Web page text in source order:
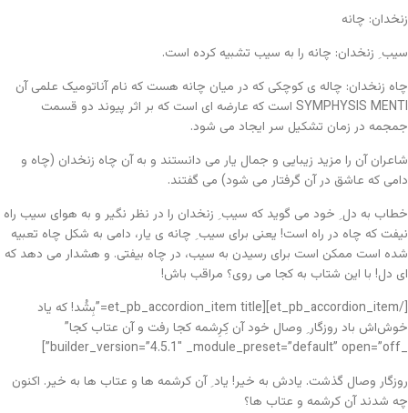
زنخدان: چانه
سیب ِ زنخدان: چانه را به سیب تشبیه کرده است.
چاه زنخدان: چاله ی کوچکی که در میان چانه هست که نام آناتومیک علمی آن
SYMPHYSIS MENTI است که عارضه ای است که بر اثر پیوند دو قسمت
جمجمه در زمان تشکیل سر ایجاد می شود.
شاعران آن را مزید زیبایی و جمال یار می دانستند و به آن چاه زنخدان (چاه و
دامی که عاشق در آن گرفتار می شود) می گفتند.
خطاب به دل ِ خود می گوید که سیب ِ زنخدان را در نظر نگیر و به هوای سیب راه
نیفت که چاه در راه است! یعنی برای سیب ِ چانه ی یار، دامی به شکل چاه تعبیه
شده است ممکن است برای رسیدن به سیب، در چاه بیفتی. و هشدار می دهد که
ای دل! با این شتاب به کجا می روی؟ مراقب باش!
[/et_pb_accordion_item][et_pb_accordion_item title=”بِشُد! که یاد
خوش‌اش باد روزگار ِ وصال خود آن کِرِشمه کجا رفت و آن عتاب کجا”
_builder_version=”4.5.1″ _module_preset=”default” open=”off”]
روزگار وصال گذشت. یادش به خیر! یاد ِ آن کرشمه ها و عتاب ها به خیر. اکنون
چه شدند آن کرشمه و عتاب ها؟